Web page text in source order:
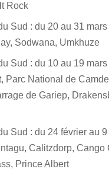
Rock
Sud : du 20 au 31 mars
Sodwana, Umkhuze
Sud : du 10 au 19 mars
Parc National de
de Gariep,
Sud : du 24 février au
Calitzdorp, Cango
Prince Albert